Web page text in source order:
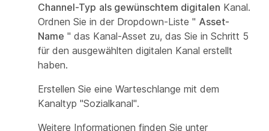
Channel-Typ als gewünschtem digitalen Kanal.
Ordnen Sie in der Dropdown-Liste " Asset-
Name " das Kanal-Asset zu, das Sie in Schritt 5
für den ausgewählten digitalen Kanal erstellt
haben.
Erstellen Sie eine Warteschlange mit dem
Kanaltyp "Sozialkanal".
Weitere Informationen finden Sie unter